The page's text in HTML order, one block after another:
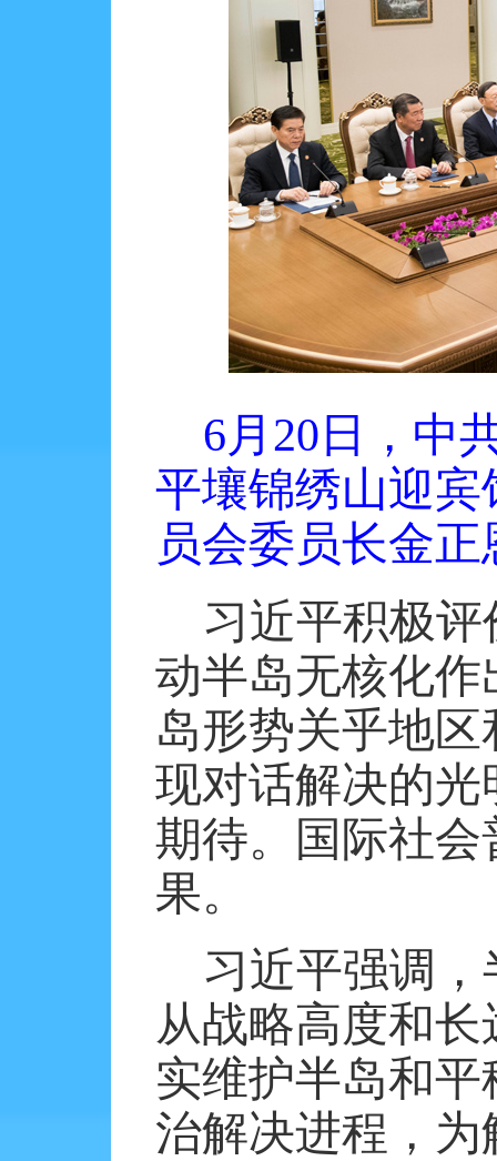
6月20日，中
平壤锦绣山迎
员会委员长金
习近平积极
动半岛无核化
岛形势关乎地
现对话解决的
期待。国际社
果。
习近平强调
从战略高度和
实维护半岛和
治解决进程，